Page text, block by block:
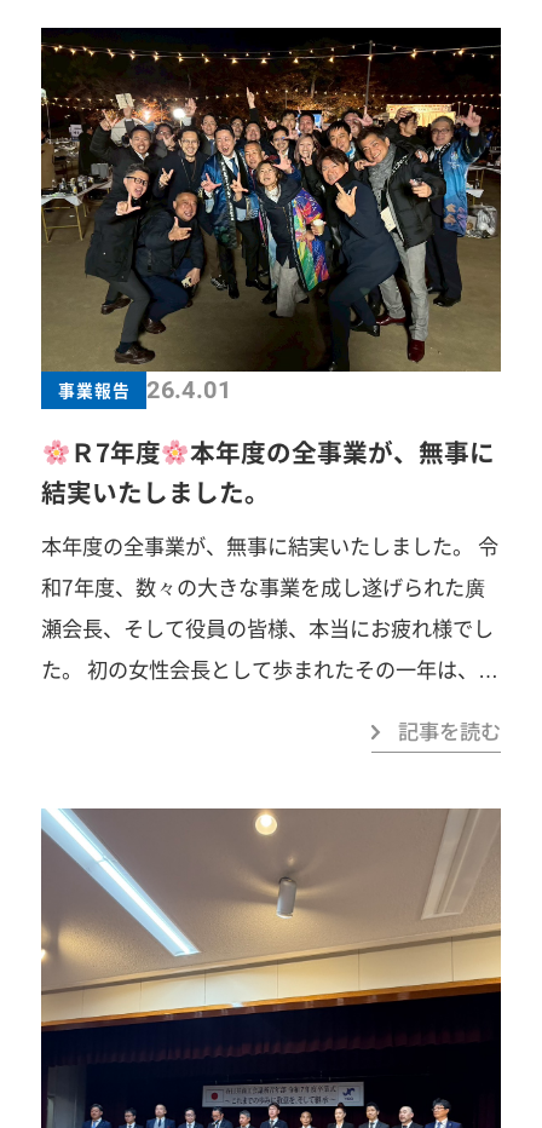
各事業、祭りや災害事業、出逢いパーティー、そ
して数々の渉外事業。多くのメンバーを導いた拡
大交流、ビジネスで繋がりを深めたアライアンス
部会。 たくさんのTogetherを、本当にありがと
うございました！ Togetherの先に生まれたの
は、互いを認め合う“承認”であり、やがてそれ
は“応援”へと変わり、その応援が、未来へとつな
がる大きな力へ この一年で生まれた数々のシナジ
ーが、これからの春日井YEGのさらなる原動力に
様から学ばせていただいた経験と感謝を胸にひと
つでも恩返しができるよう、全力で歩んでまいり
ます。 令和8年度も、春日井商工会議所青年部
が、さらなる飛躍の一年となりますように。 そし
て、これからも、たくさんのステージで、互いに
磨き合いながら、新たな価値を生み出し続けてい
だき、本当にありがとうございました！！ 春日井
一歩踏み出すことで、見える景色がきっと変わり
ます。あなたの「挑戦してみたい」を、春日井
YEGでカタチにしませんか？「自己研鑽」「自己
実現」「楽しさ」「苦しさ」「笑い」「汗」
「涙」「感動」…まずは見学だけでも大歓迎で
す。お気軽にご連絡ください！ 春日井商工会議所
青年部事務局TEL：0568-81-4141みなさまのご参
事業報告 26.4.01
Ｒ7年度
本年度の全事業が、無事に
結実いたしました。
本年度の全事業が、無事に結実いたしました。 令
和7年度、数々の大きな事業を成し遂げられた廣
瀬会長、そして役員の皆様、本当にお疲れ様でし
た。 初の女性会長として歩まれたその一年は、挑
満ちた時間であったと感じております。 どんな時
な心遣い。どれほど大変な状況であっても、決し
て弱さを見せず、前を向き続けたそのポジティブ
な姿勢。 その背中があったからこそ、「この会長
のために頑張ろう」と、多くの仲間の心に火を灯
していただきました。 そのリーダーシップは、単
なる一年の会長に留まらず、青年部の歴史に確か
に刻まれる存在です。 そして、その歩みを支え続
記事を読む